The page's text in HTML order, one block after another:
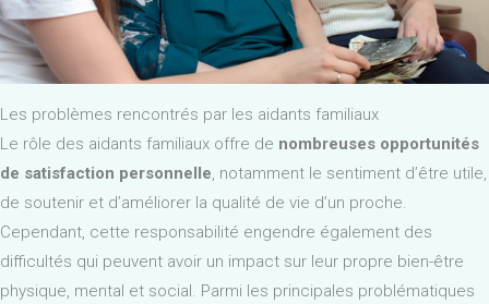
Les problèmes rencontrés par les aidants familiaux
Le rôle des aidants familiaux offre de nombreuses opportunités
de satisfaction personnelle, notamment le sentiment d’être utile,
de soutenir et d’améliorer la qualité de vie d’un proche.
Cependant, cette responsabilité engendre également des
difficultés qui peuvent avoir un impact sur leur propre bien-être
physique, mental et social. Parmi les principales problématiques